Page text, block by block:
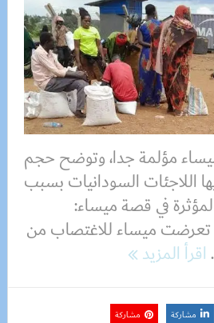
مؤلمة جدا، وتوضح حجم
اللاجئات السودانيات بسبب
في قصة ميساء:
تعرضت ميساء للاغتصاب من
اقرأ المزيد
مشاركة مشاركة